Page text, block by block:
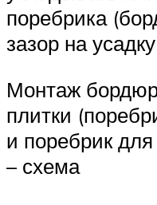
поребрика
зазор на
Монтаж
плитки
и поребрик
– схема